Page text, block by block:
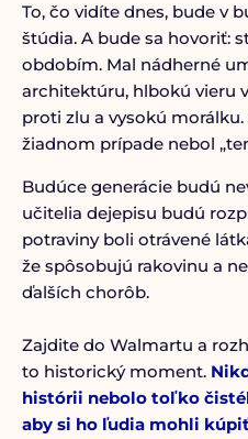
To, čo vidíte dnes, bude v
štúdia. A bude sa hovoriť:
obdobím. Mal nádherné
architektúru, hlbokú vieru
proti zlu a vysokú
žiadnom prípade nebol
Budúce generácie budú
učitelia dejepisu budú
potraviny boli otrávené
že spôsobujú rakovinu a
ďalších chorôb.
Zajdite do Walmartu a
to historický moment.
histórii nebolo toľko
aby si ho ľudia mohli